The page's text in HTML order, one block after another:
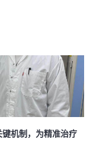
机制，为精准治疗